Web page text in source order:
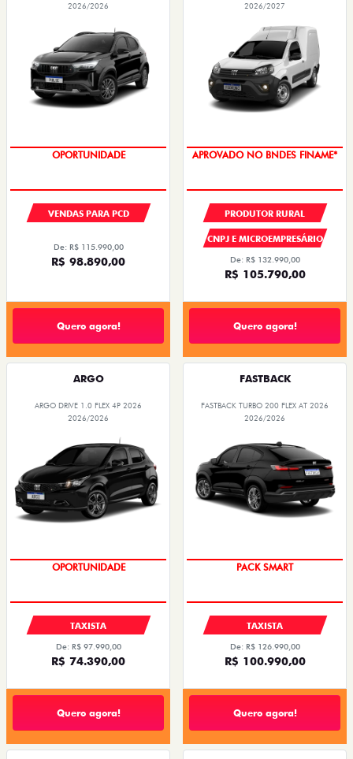
2026/2026
OPORTUNIDADE
VENDAS PARA PCD
De: R$ 115.990,00
R$ 98.890,00
Quero agora!
2026/2027
APROVADO NO BNDES FINAME*
PRODUTOR RURAL
CNPJ E MICROEMPRESÁRIO
De: R$ 132.990,00
R$ 105.790,00
Quero agora!
ARGO
ARGO DRIVE 1.0 FLEX 4P 2026
2026/2026
OPORTUNIDADE
TAXISTA
De: R$ 97.990,00
R$ 74.390,00
Quero agora!
FASTBACK
FASTBACK TURBO 200 FLEX AT 2026
2026/2026
PACK SMART
TAXISTA
De: R$ 126.990,00
R$ 100.990,00
Quero agora!